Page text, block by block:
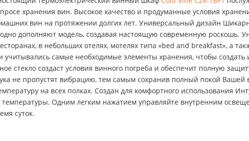
хранения вин. Высокое качество и продуманные условия
вин на протяжении долгих лет. Универсальный дизайн
дополняют модель, создавая настоящую современную роскошь.
в небольших отелях, мотелях типа «bed and breakfast», а
самые необходимые элементы хранения, чтобы
стекло создаст условия винного погреба и обеспечит полную
не пропустят вибрацию, тем самым сохранив полный покой Вашей
на всех полках. Создан для комфортного использования
Одним легким нажатием управляйте внутренним
суток.